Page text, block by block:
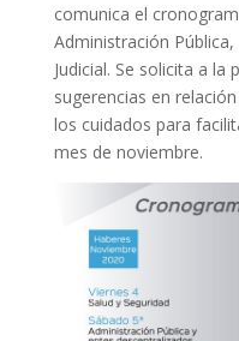
comunica el
Administración
Judicial. Se solicita a
sugerencias en
los cuidados para
mes de noviembre.